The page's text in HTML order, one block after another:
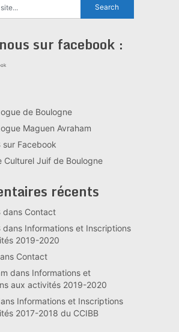
sur facebook :
de Boulogne
Maguen Avraham
sur Facebook
Culturel Juif de Boulogne
récents
dans Contact
dans Informations et Inscriptions
2019-2020
Contact
dans Informations et
aux activités 2019-2020
Informations et Inscriptions
2017-2018 du CCIBB